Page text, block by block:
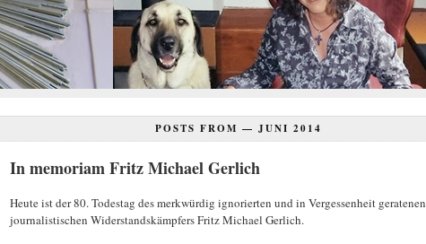
POSTS FROM — JUNI 2014
In memoriam Fritz Michael Gerlich
Heute ist der 80. Todestag des merkwürdig ignorierten und in Vergessenheit geratenen
journalistischen Widerstandskämpfers Fritz Michael Gerlich.